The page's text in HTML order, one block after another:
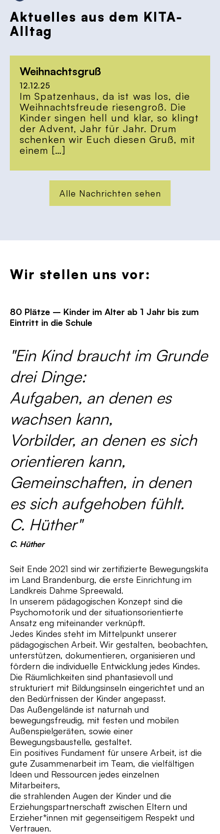
Aktuelles aus dem KITA-
Alltag
Weihnachtsgruß
12.12.25
Im Spatzenhaus, da ist was los, die
Weihnachtsfreude riesengroß. Die
Kinder singen hell und klar, so klingt
der Advent, Jahr für Jahr. Drum
schenken wir Euch diesen Gruß, mit
einem […]
Alle Nachrichten sehen
Wir stellen uns vor:
80 Plätze – Kinder im Alter ab 1 Jahr bis zum
Eintritt in die Schule
"Ein Kind braucht im Grunde
drei Dinge:
Aufgaben, an denen es
wachsen kann,
Vorbilder, an denen es sich
orientieren kann,
Gemeinschaften, in denen
es sich aufgehoben fühlt.
C. Hüther"
C. Hüther
Seit Ende 2021 sind wir zertifizierte Bewegungskita
im Land Brandenburg, die erste Einrichtung im
Landkreis Dahme Spreewald.
In unserem pädagogischen Konzept sind die
Psychomotorik und der situationsorientierte
Ansatz eng miteinander verknüpft.
Jedes Kindes steht im Mittelpunkt unserer
pädagogischen Arbeit. Wir gestalten, beobachten,
unterstützen, dokumentieren, organisieren und
fördern die individuelle Entwicklung jedes Kindes.
Die Räumlichkeiten sind phantasievoll und
strukturiert mit Bildungsinseln eingerichtet und an
den Bedürfnissen der Kinder angepasst.
Das Außengelände ist naturnah und
bewegungsfreudig, mit festen und mobilen
Außenspielgeräten, sowie einer
Bewegungsbaustelle, gestaltet.
Ein positives Fundament für unsere Arbeit, ist die
gute Zusammenarbeit im Team, die vielfältigen
Ideen und Ressourcen jedes einzelnen
Mitarbeiters,
die strahlenden Augen der Kinder und die
Erziehungspartnerschaft zwischen Eltern und
Erzieher*innen mit gegenseitigem Respekt und
Vertrauen.